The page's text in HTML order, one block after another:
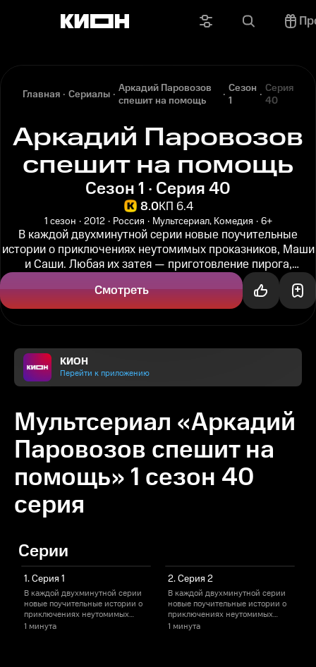
Главная Сериалы Аркадий Паровозов
спешит на помощь
Сезон
1
Серия
40
Аркадий Паровозов
спешит на помощь
Сезон 1 · Серия 40
8.0КП 6.4
1 сезон 2012 Россия Мультсериал, Комедия 6+
В каждой двухминутной серии новые поучительные
истории о приключениях неутомимых проказников, Маши
и Саши. Любая их затея — приготовление пирога,
Смотреть
КИОН
Перейти к приложению
Мультсериал «Аркадий
Паровозов спешит на
помощь» 1 сезон 40
серия
Серии
1. Серия 1
В каждой двухминутной серии
новые поучительные истории о
приключениях неутомимых
проказников, Маши и Саши.
1 минута
2. Серия 2
В каждой двухминутной серии
новые поучительные истории о
приключениях неутомимых
проказников, Маши и Саши.
1 минута